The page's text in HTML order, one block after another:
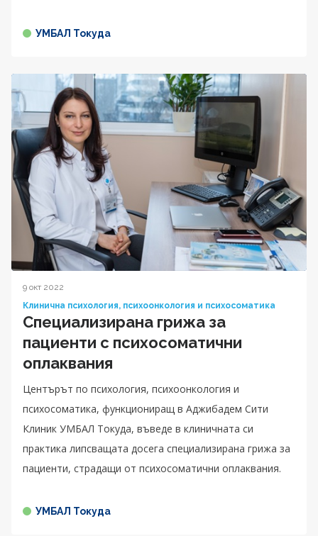
УМБАЛ Токуда
9 окт 2022
Клинична психология, психоонкология и психосоматика
Специализирана грижа за
пациенти с психосоматични
оплаквания
Центърът по психология, психоонкология и
психосоматика, функциониращ в Аджибадем Сити
Клиник УМБАЛ Токуда, въведе в клиничната си
практика липсващата досега специализирана грижа за
пациенти, страдащи от психосоматични оплаквания.
УМБАЛ Токуда